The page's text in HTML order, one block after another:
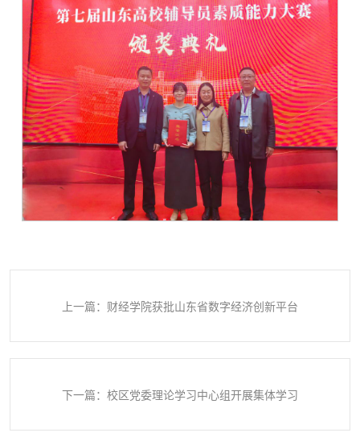
上一篇：财经学院获批山东省数字经济创新平台
下一篇：校区党委理论学习中心组开展集体学习